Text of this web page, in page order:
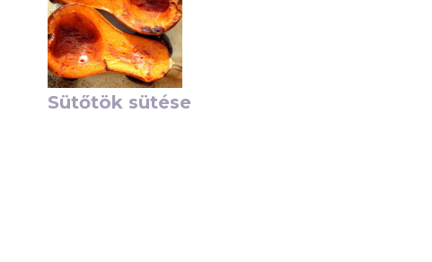
Sütőtök sütése